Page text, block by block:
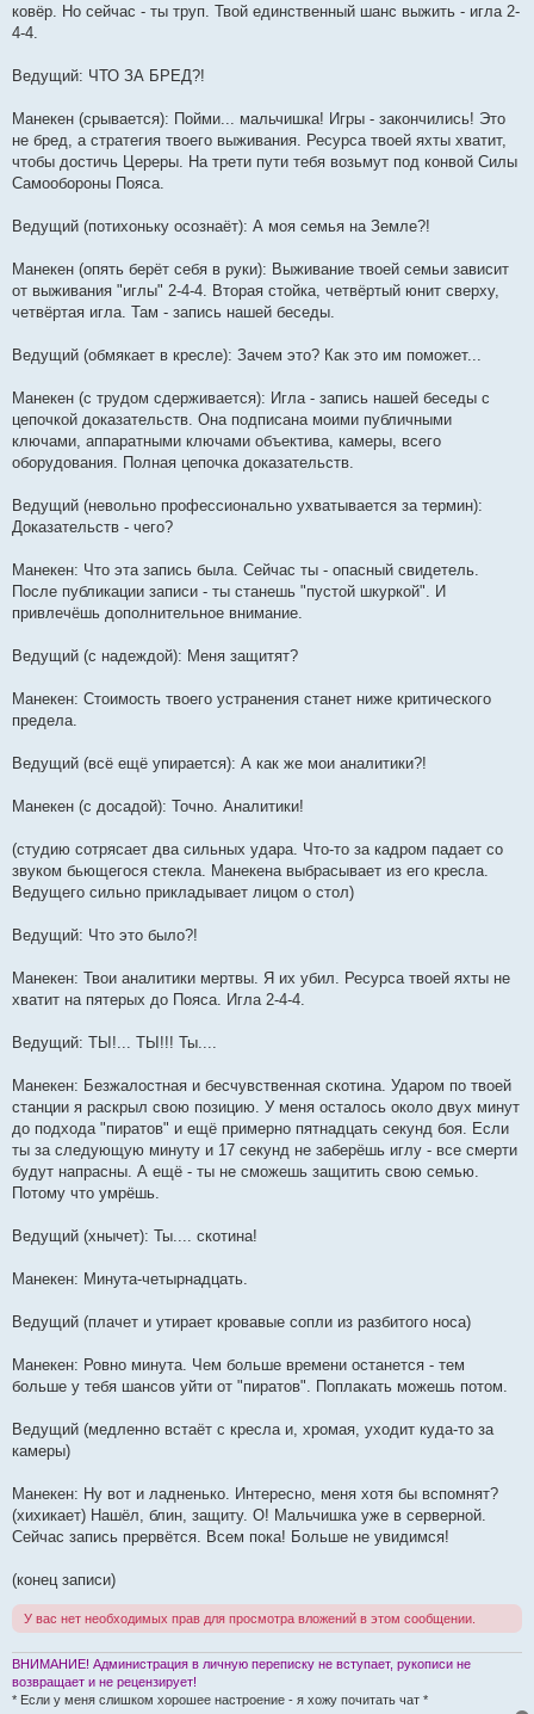
ковёр. Но сейчас - ты труп. Твой единственный шанс выжить - игла 2-
4-4.
Ведущий: ЧТО ЗА БРЕД?!
Манекен (срывается): Пойми... мальчишка! Игры - закончились! Это
не бред, а стратегия твоего выживания. Ресурса твоей яхты хватит,
чтобы достичь Цереры. На трети пути тебя возьмут под конвой Силы
Самообороны Пояса.
Ведущий (потихоньку осознаёт): А моя семья на Земле?!
Манекен (опять берёт себя в руки): Выживание твоей семьи зависит
от выживания "иглы" 2-4-4. Вторая стойка, четвёртый юнит сверху,
четвёртая игла. Там - запись нашей беседы.
Ведущий (обмякает в кресле): Зачем это? Как это им поможет...
Манекен (с трудом сдерживается): Игла - запись нашей беседы с
цепочкой доказательств. Она подписана моими публичными
ключами, аппаратными ключами объектива, камеры, всего
оборудования. Полная цепочка доказательств.
Ведущий (невольно профессионально ухватывается за термин):
Доказательств - чего?
Манекен: Что эта запись была. Сейчас ты - опасный свидетель.
После публикации записи - ты станешь "пустой шкуркой". И
привлечёшь дополнительное внимание.
Ведущий (с надеждой): Меня защитят?
Манекен: Стоимость твоего устранения станет ниже критического
предела.
Ведущий (всё ещё упирается): А как же мои аналитики?!
Манекен (с досадой): Точно. Аналитики!
(студию сотрясает два сильных удара. Что-то за кадром падает со
звуком бьющегося стекла. Манекена выбрасывает из его кресла.
Ведущего сильно прикладывает лицом о стол)
Ведущий: Что это было?!
Манекен: Твои аналитики мертвы. Я их убил. Ресурса твоей яхты не
хватит на пятерых до Пояса. Игла 2-4-4.
Ведущий: ТЫ!... ТЫ!!! Ты....
Манекен: Безжалостная и бесчувственная скотина. Ударом по твоей
станции я раскрыл свою позицию. У меня осталось около двух минут
до подхода "пиратов" и ещё примерно пятнадцать секунд боя. Если
ты за следующую минуту и 17 секунд не заберёшь иглу - все смерти
будут напрасны. А ещё - ты не сможешь защитить свою семью.
Потому что умрёшь.
Ведущий (хнычет): Ты.... скотина!
Манекен: Минута-четырнадцать.
Ведущий (плачет и утирает кровавые сопли из разбитого носа)
Манекен: Ровно минута. Чем больше времени останется - тем
больше у тебя шансов уйти от "пиратов". Поплакать можешь потом.
Ведущий (медленно встаёт с кресла и, хромая, уходит куда-то за
камеры)
Манекен: Ну вот и ладненько. Интересно, меня хотя бы вспомнят?
(хихикает) Нашёл, блин, защиту. О! Мальчишка уже в серверной.
Сейчас запись прервётся. Всем пока! Больше не увидимся!
(конец записи)
У вас нет необходимых прав для просмотра вложений в этом сообщении.
ВНИМАНИЕ! Администрация в личную переписку не вступает, рукописи не
возвращает и не рецензирует!
* Если у меня слишком хорошее настроение - я хожу почитать чат *